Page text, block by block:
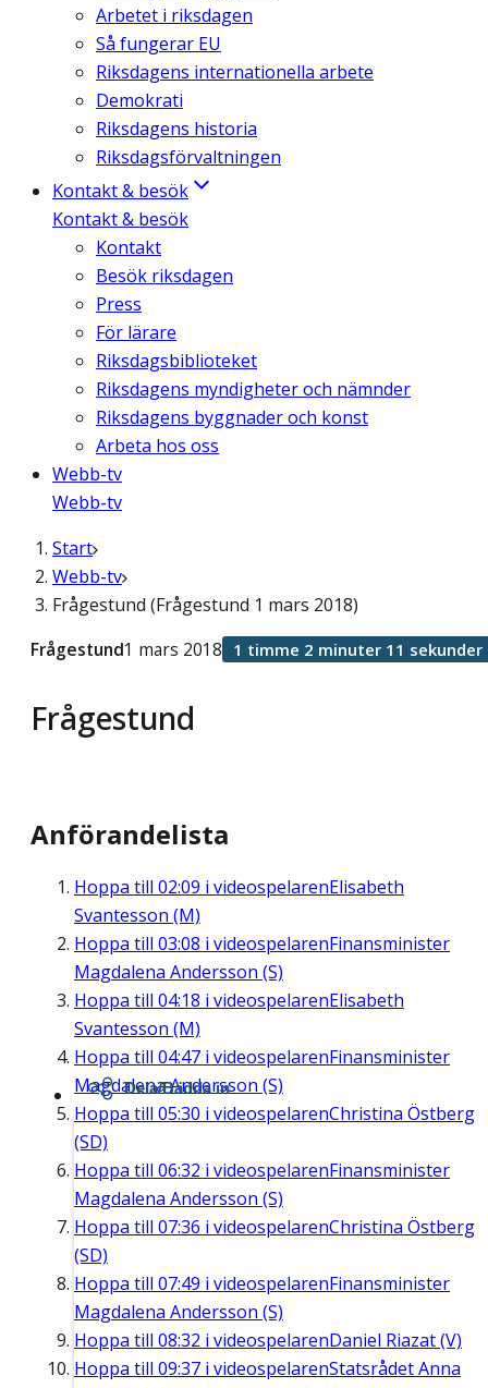
Arbetet i riksdagen
Så fungerar EU
Riksdagens internationella arbete
Demokrati
Riksdagens historia
Riksdagsförvaltningen
Kontakt & besök
Kontakt & besök
Kontakt
Besök riksdagen
Press
För lärare
Riksdagsbiblioteket
Riksdagens myndigheter och nämnder
Riksdagens byggnader och konst
Arbeta hos oss
Webb-tv
Webb-tv
Start
Webb-tv
Frågestund (Frågestund 1 mars 2018)
Frågestund
Frågestund1 mars 2018 1 timme 2 minuter 11 sekunder
Anförandelista
Hoppa till 02:09 i videospelarenElisabeth
Svantesson (M)
Hoppa till 03:08 i videospelarenFinansminister
Magdalena Andersson (S)
Hoppa till 04:18 i videospelarenElisabeth
Svantesson (M)
Hoppa till 04:47 i videospelarenFinansminister
Magdalena Andersson (S)
Hoppa till 05:30 i videospelarenChristina Östberg
(SD)
Hoppa till 06:32 i videospelarenFinansminister
Magdalena Andersson (S)
Hoppa till 07:36 i videospelarenChristina Östberg
(SD)
Hoppa till 07:49 i videospelarenFinansminister
Magdalena Andersson (S)
Hoppa till 08:32 i videospelarenDaniel Riazat (V)
Hoppa till 09:37 i videospelarenStatsrådet Anna
Dela/Bädda in